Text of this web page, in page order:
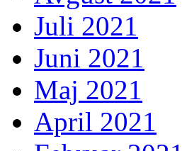
Juli 2021
Juni 2021
Maj 2021
April 2021